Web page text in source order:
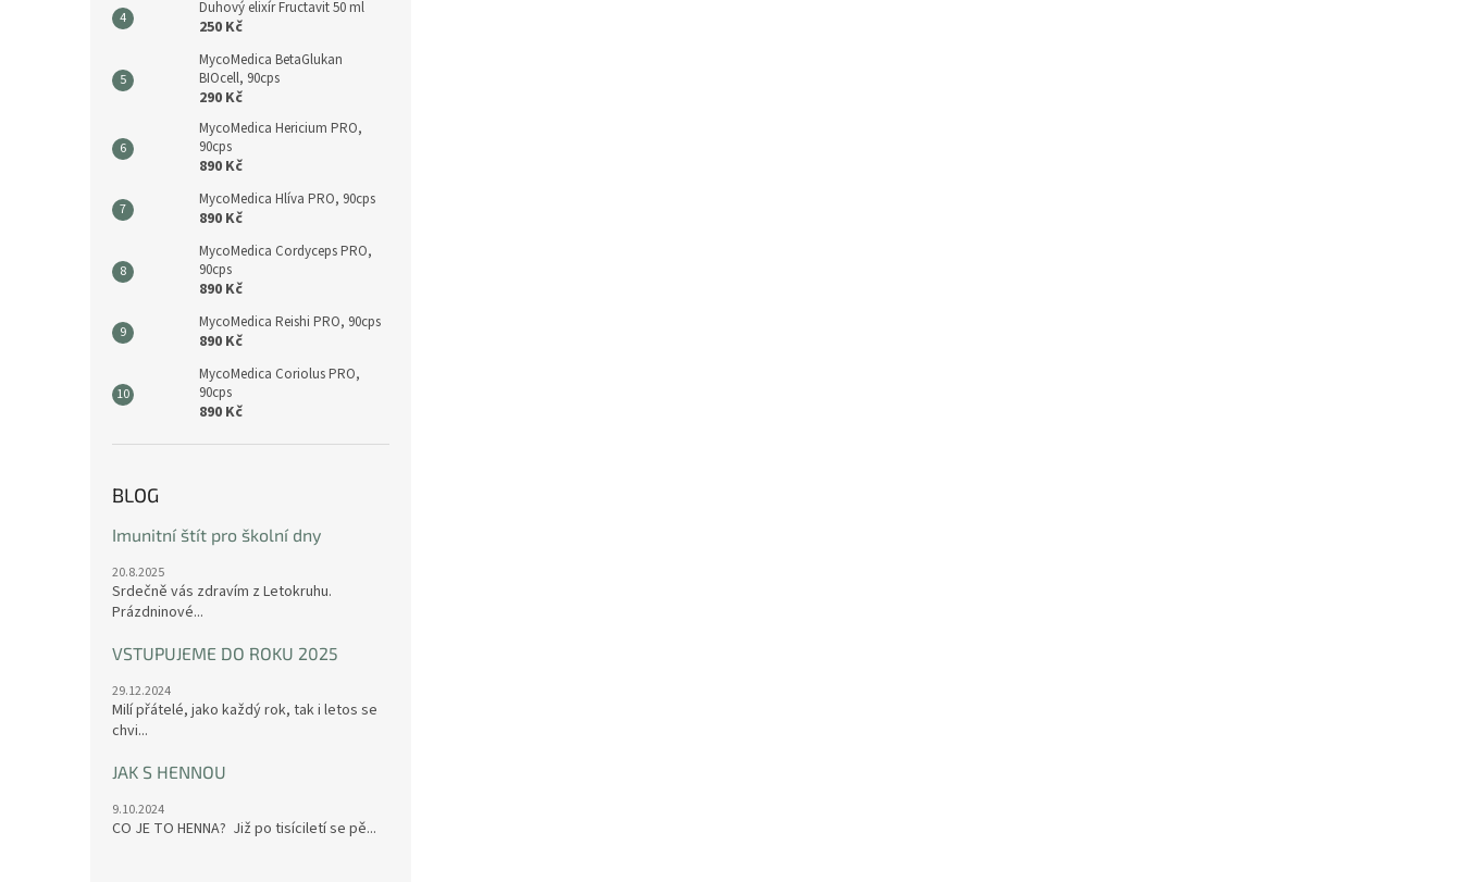
Duhový elixír Fructavit 50 ml
250 Kč
MycoMedica BetaGlukan
BIOcell, 90cps
290 Kč
MycoMedica Hericium PRO,
90cps
890 Kč
MycoMedica Hlíva PRO, 90cps
890 Kč
MycoMedica Cordyceps PRO,
90cps
890 Kč
MycoMedica Reishi PRO, 90cps
890 Kč
MycoMedica Coriolus PRO,
90cps
890 Kč
BLOG
Imunitní štít pro školní dny
20.8.2025
Srdečně vás zdravím z Letokruhu.
Prázdninové...
VSTUPUJEME DO ROKU 2025
29.12.2024
Milí přátelé, jako každý rok, tak i letos se
chvi...
JAK S HENNOU
9.10.2024
CO JE TO HENNA? Již po tisíciletí se pě...